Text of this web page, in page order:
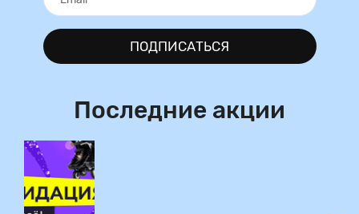
ПОДПИСАТЬСЯ
Последние акции